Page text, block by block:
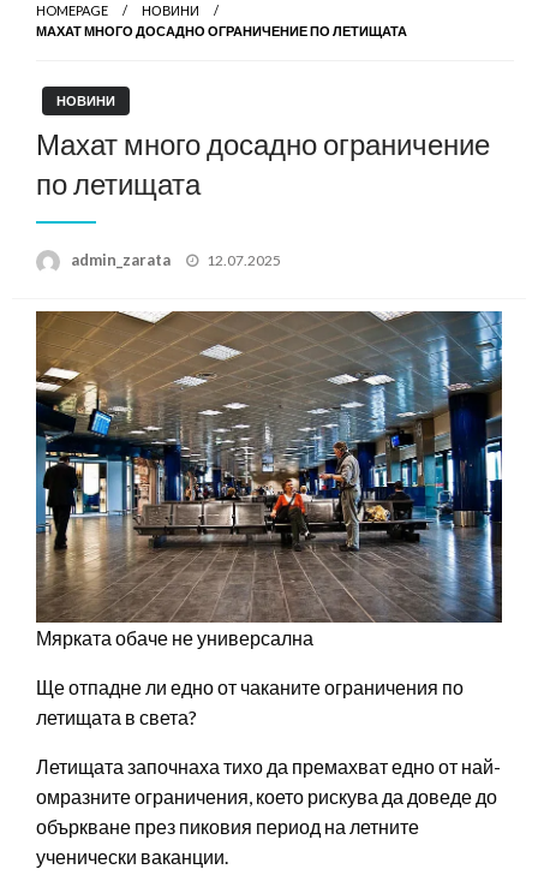
HOMEPAGE
НОВИНИ
МАХАТ МНОГО ДОСАДНО ОГРАНИЧЕНИЕ ПО ЛЕТИЩАТА
НОВИНИ
Махат много досадно ограничение
по летищата
admin_zarata
Posted
12.07.2025
Мярката обаче не универсална
Ще отпадне ли едно от чаканите ограничения по
летищата в света?
Летищата започнаха тихо да премахват едно от най-
омразните ограничения, което рискува да доведе до
объркване през пиковия период на летните
ученически ваканции.